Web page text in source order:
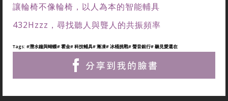
讓輪椅不像輪椅，以人為本的智能輔具
432Hzzz，尋找聽人與聾人的共振頻率
Tags: #潛水鐘與蝴蝶# 霍金# 科技輔具# 漸凍# 冰桶挑戰# 聲音銀行# 聽見愛還在